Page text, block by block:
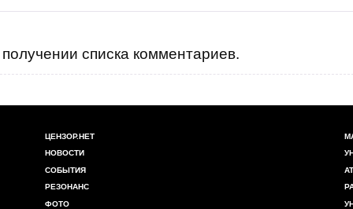
списка комментариев.
ЦЕНЗОР.НЕТ
НОВОСТИ
СОБЫТИЯ
РЕЗОНАНС
ФОТО